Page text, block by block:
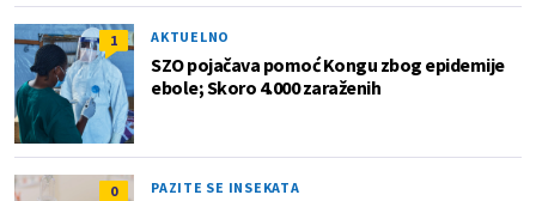
1 AKTUELNO
SZO pojačava pomoć Kongu zbog epidemije
ebole; Skoro 4.000 zaraženih
0 PAZITE SE INSEKATA